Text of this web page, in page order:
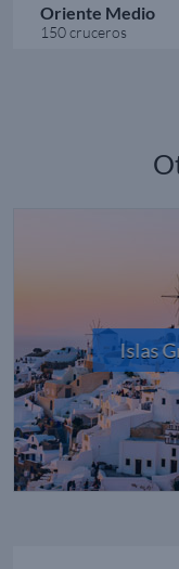
Oriente Medio
150 cruceros
Islas